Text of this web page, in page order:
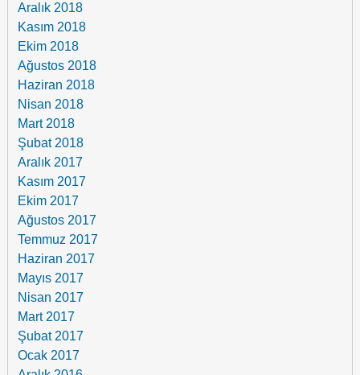
Aralık 2018
Kasım 2018
Ekim 2018
Ağustos 2018
Haziran 2018
Nisan 2018
Mart 2018
Şubat 2018
Aralık 2017
Kasım 2017
Ekim 2017
Ağustos 2017
Temmuz 2017
Haziran 2017
Mayıs 2017
Nisan 2017
Mart 2017
Şubat 2017
Ocak 2017